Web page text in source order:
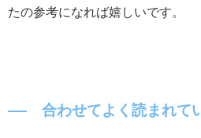
たの参考になれば嬉しいです。
合わせてよく読まれて